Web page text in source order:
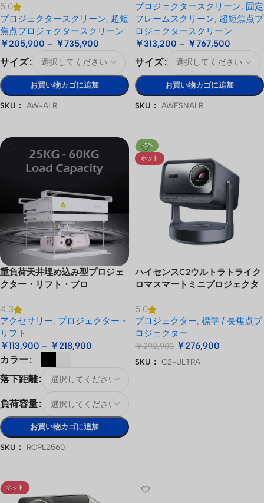
5.0
プロジェクタースクリーン, 超短
焦点プロジェクタースクリーン
￥205,900 – ￥735,900
サイズ
お買い物カゴに追加
SKU： AW-ALR
プロジェクタースクリーン, 固定
フレームスクリーン, 超短焦点プ
ロジェクタースクリーン
￥313,200 – ￥767,500
サイズ
お買い物カゴに追加
SKU： AWFSNALR
重負荷天井埋め込み型プロジェ
クター・リフト・プロ
4.3
アクセサリー, プロジェクター・
リフト
￥113,900 – ￥218,900
カラー
落下距離
負荷容量
お買い物カゴに追加
SKU： RCPL2560
-5%
ホット
ハイセンスC2ウルトラトライク
ロマスマートミニプロジェクタ
5.0
プロジェクター, 標準 / 長焦点プ
ロジェクター
￥292,900 ￥276,900
SKU： C2-ULTRA
ホット